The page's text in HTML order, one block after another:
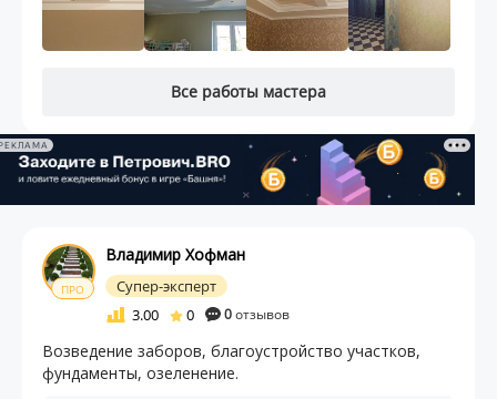
Все работы мастера
ПРО
Владимир Хофман
Супер-эксперт
3.00
0 0отзывов
Возведение заборов, благоустройство участков,
фундаменты, озеленение.